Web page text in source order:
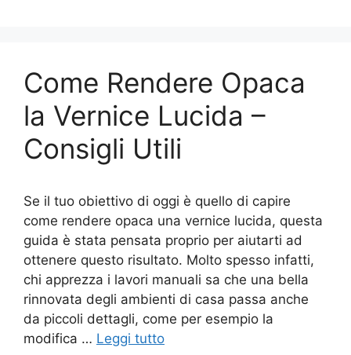
Come Rendere Opaca
la Vernice Lucida –
Consigli Utili
Se il tuo obiettivo di oggi è quello di capire
come rendere opaca una vernice lucida, questa
guida è stata pensata proprio per aiutarti ad
ottenere questo risultato. Molto spesso infatti,
chi apprezza i lavori manuali sa che una bella
rinnovata degli ambienti di casa passa anche
da piccoli dettagli, come per esempio la
modifica … Leggi tutto